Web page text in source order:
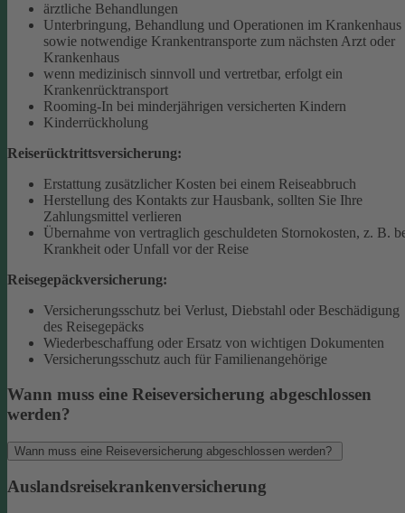
ärztliche Behandlungen
Unterbringung, Behandlung und Operationen im Krankenhaus
sowie notwendige Krankentransporte zum nächsten Arzt oder
Krankenhaus
wenn medizinisch sinnvoll und vertretbar, erfolgt ein
Krankenrücktransport
Rooming-In bei minderjährigen versicherten Kindern
Kinderrückholung
Reiserücktrittsversicherung:
Erstattung zusätzlicher Kosten bei einem Reiseabbruch
Herstellung des Kontakts zur Hausbank, sollten Sie Ihre
Zahlungsmittel verlieren
Übernahme von vertraglich geschuldeten Stornokosten, z. B.
Krankheit oder Unfall vor der Reise
Reisegepäckversicherung:
Versicherungsschutz bei Verlust, Diebstahl oder Beschädigung
des Reisegepäcks
Wiederbeschaffung oder Ersatz von wichtigen Dokumenten
Versicherungsschutz auch für Familienangehörige
Wann muss eine Reiseversicherung abgeschlossen
werden?
Wann muss eine Reiseversicherung abgeschlossen werden?
Auslandsreisekrankenversicherung